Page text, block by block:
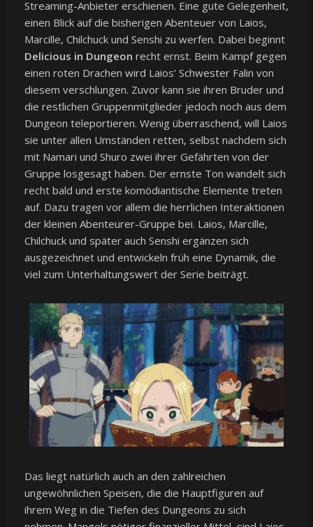
Streaming-Anbieter erschienen. Eine gute Gelegenheit,
einen Blick auf die bisherigen Abenteuer von Laios,
Marcille, Chilchuck und Senshi zu werfen. Dabei beginnt
Delicious in Dungeon recht ernst. Beim Kampf gegen
einen roten Drachen wird Laios’ Schwester Falin von
diesem verschlungen. Zuvor kann sie ihren Bruder und
die restlichen Gruppenmitglieder jedoch noch aus dem
Dungeon teleportieren. Wenig überraschend, will Laios
sie unter allen Umständen retten, selbst nachdem sich
mit Namari und Shuro zwei ihrer Gefährten von der
Gruppe losgesagt haben. Der ernste Ton wandelt sich
recht bald und erste komödiantische Elemente treten
auf. Dazu tragen vor allem die herrlichen Interaktionen
der kleinen Abenteurer-Gruppe bei. Laios, Marcille,
Chilchuck und später auch Senshi ergänzen sich
ausgezeichnet und entwickeln früh eine Dynamik, die
viel zum Unterhaltungswert der Serie beiträgt.
Das liegt natürlich auch an den zahlreichen
ungewöhnlichen Speisen, die die Hauptfiguren auf
ihrem Weg in die Tiefen des Dungeons zu sich